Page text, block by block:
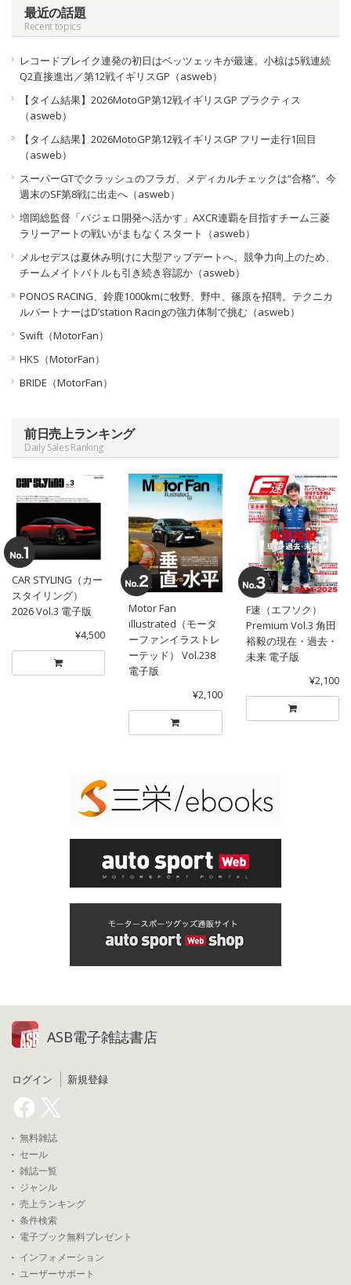
最近の話題
Recent topics
レコードブレイク連発の初日はベッツェッキが最速。小椋は5戦連続
Q2直接進出／第12戦イギリスGP（asweb）
【タイム結果】2026MotoGP第12戦イギリスGP プラクティス
（asweb）
【タイム結果】2026MotoGP第12戦イギリスGP フリー走行1回目
（asweb）
スーパーGTでクラッシュのフラガ、メディカルチェックは“合格”。今
週末のSF第8戦に出走へ（asweb）
増岡総監督「パジェロ開発へ活かす」AXCR連覇を目指すチーム三菱
ラリーアートの戦いがまもなくスタート（asweb）
メルセデスは夏休み明けに大型アップデートへ。競争力向上のため、
チームメイトバトルも引き続き容認か（asweb）
PONOS RACING、鈴鹿1000kmに牧野、野中、篠原を招聘。テクニカ
ルパートナーはD’station Racingの強力体制で挑む（asweb）
Swift（MotorFan）
HKS（MotorFan）
BRIDE（MotorFan）
前日売上ランキング
Daily Sales Ranking
CAR STYLING（カー
スタイリング）
2026 Vol.3 電子版
¥4,500
Motor Fan
illustrated（モータ
ーファンイラストレ
ーテッド） Vol.238
電子版
¥2,100
F速（エフソク）
Premium Vol.3 角田
裕毅の現在・過去・
未来 電子版
¥2,100
ASB電子雑誌書店
ログイン 新規登録
無料雑誌
セール
雑誌一覧
ジャンル
売上ランキング
条件検索
電子ブック無料プレゼント
インフォメーション
ユーザーサポート